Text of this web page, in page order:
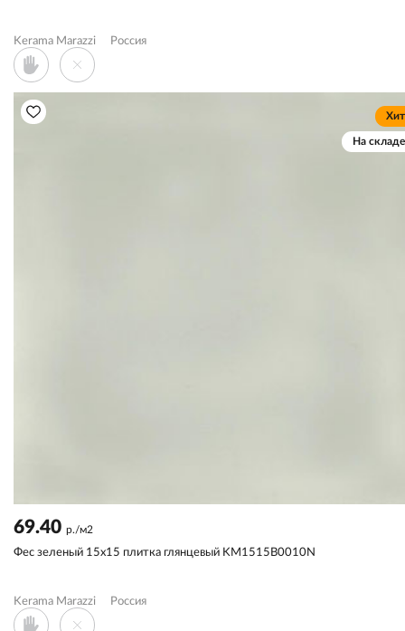
Kerama Marazzi Россия
Хит
На складе
69.40 р./м2
Фес зеленый 15x15 плитка глянцевый KM1515B0010N
Kerama Marazzi Россия